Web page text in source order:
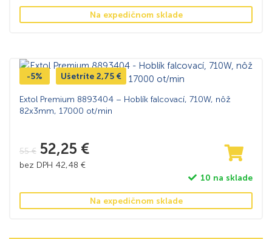
Na expedičnom sklade
-5% Ušetríte 2,75 €
Extol Premium 8893404 – Hoblík falcovací, 710W, nôž
82x3mm, 17000 ot/min
55€ 52,25 €
bez DPH 42,48 €
10 na sklade
Na expedičnom sklade